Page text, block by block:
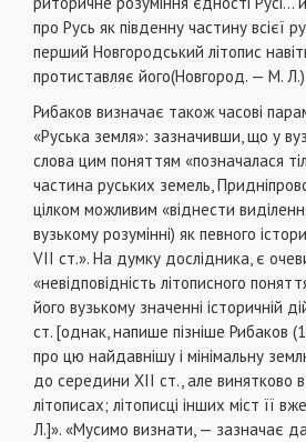
про Русь як південну частину всієї
перший Новгородський літопис
протиставляє його(Новгород. — М. Л.)
Рибаков визначає також часові
«Руська земля»: зазначивши, що у
слова цим поняттям «позначалася
частина руських земель,
цілком можливим «віднести
вузькому розумінні) як певного
VII ст.». На думку дослідника, є
«невідповідність літописного
його вузькому значенні історичній
ст. [однак, напише пізніше Рибаков
про цю найдавнішу і мінімальну
до середини XII ст., але винятково в
літописах; літописці інших міст її
Л.]». «Мусимо визнати, — зазначає